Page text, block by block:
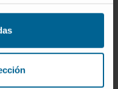
British Journal of
in Medical
Frontiers in
BMC